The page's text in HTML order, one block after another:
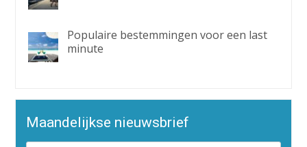
Populaire bestemmingen voor een last
minute
Maandelijkse nieuwsbrief